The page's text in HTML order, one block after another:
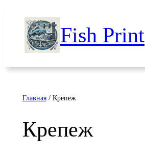
содержимому Fish Print
Главная/ Крепеж
Крепеж